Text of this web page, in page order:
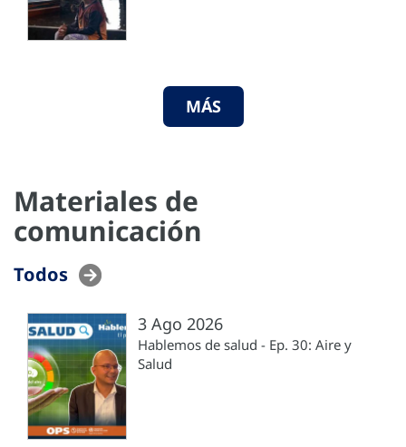
MÁS
Materiales de
comunicación
Todos
3 Ago 2026
Hablemos de salud - Ep. 30: Aire y
Salud